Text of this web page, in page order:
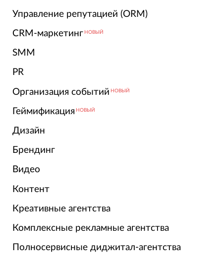
Управление репутацией (ORM)
CRM-маркетинг НОВЫЙ
SMM
PR
Организация событий НОВЫЙ
Геймификация НОВЫЙ
Дизайн
Брендинг
Видео
Контент
Креативные агентства
Комплексные рекламные агентства
Полносервисные диджитал-агентства